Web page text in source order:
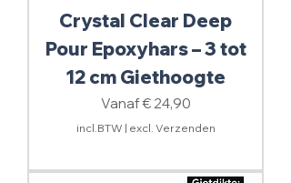
Crystal Clear Deep
Pour Epoxyhars – 3 tot
12 cm Giethoogte
Vanaf€ 24,90
Verkoopprijs
incl.BTW | excl. Verzenden